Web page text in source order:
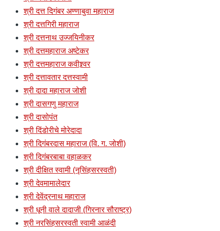
श्री दत्त दिगंबर अण्णाबुवा महाराज
श्री दत्तगिरी महाराज
श्री दत्तनाथ उज्जयिनीकर
श्री दत्तमहाराज अष्टेकर
श्री दत्तमहाराज कवीश्र्वर
श्री दत्तावतार दत्तस्वामी
श्री दादा महाराज जोशी
श्री दासगणु महाराज
श्री दासोपंत
श्री दिंडोरीचे मोरेदादा
श्री दिगंबरदास महाराज (वि. ग. जोशी)
श्री दिगंबरबाबा वहाळकर
श्री दीक्षित स्वामी (नृसिंहसरस्वती)
श्री देवमामालेदार
श्री देवेंद्रनाथ महाराज
श्री धूनी वाले दादाजी (गिरनार सौराष्ट्र)
श्री नरसिंहसरस्वती स्वामी आळंदी